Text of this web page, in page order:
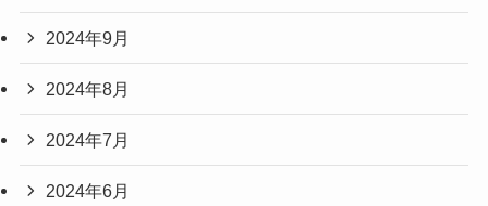
2024年9月
2024年8月
2024年7月
2024年6月